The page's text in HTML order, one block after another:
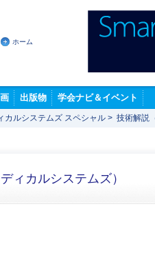
ホーム
出版物 学会ナビ＆イベント
カルシステムズ スペシャル > 技術解説
ィカルシステムズ）